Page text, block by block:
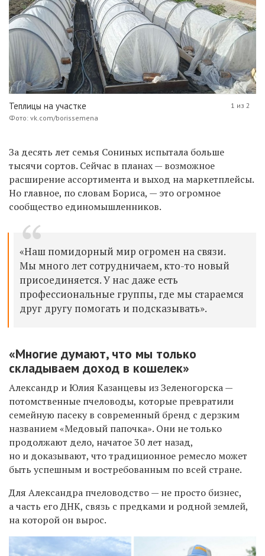
Теплицы на участке
Фото: vk.com/borissemena
1 из 2
За десять лет семья Сониных испытала больше
тысячи сортов. Сейчас в планах — возможное
расширение ассортимента и выход на маркетплейсы.
Но главное, по словам Бориса, — это огромное
сообщество единомышленников.
«Наш помидорный мир огромен на связи.
Мы много лет сотрудничаем, кто-то новый
присоединяется. У нас даже есть
профессиональные группы, где мы стараемся
друг другу помогать и подсказывать».
«Многие думают, что мы только
складываем доход в кошелек»
Александр и Юлия Казанцевы из Зеленогорска —
потомственные пчеловоды, которые превратили
семейную пасеку в современный бренд с дерзким
названием «Медовый папочка». Они не только
продолжают дело, начатое 30 лет назад,
но и доказывают, что традиционное ремесло может
быть успешным и востребованным по всей стране.
Для Александра пчеловодство — не просто бизнес,
а часть его ДНК, связь с предками и родной землей,
на которой он вырос.